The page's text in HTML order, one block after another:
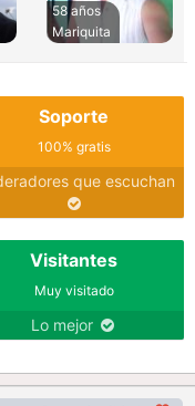
58 años
Mariquita
Soporte
100% gratis
que escuchan
Visitantes
Muy visitado
Lo mejor